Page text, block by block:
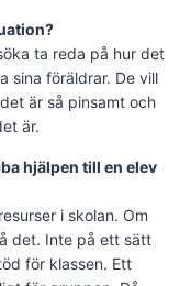
ta reda på hur det
sina föräldrar. De vill
är så pinsamt och
är.
hjälpen till en elev
i skolan. Om
det. Inte på ett sätt
för klassen. Ett